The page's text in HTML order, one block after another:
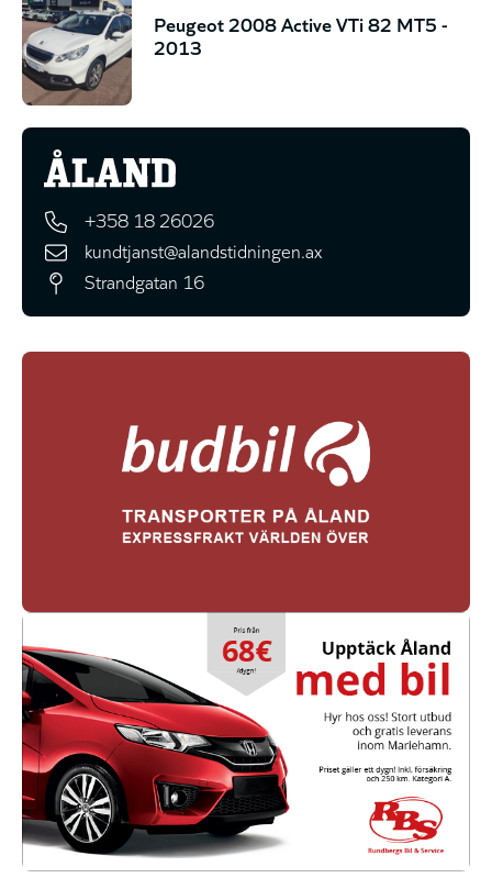
Peugeot 2008 Active VTi 82 MT5 -
2013
+358 18 26026
kundtjanst@alandstidningen.ax
Strandgatan 16